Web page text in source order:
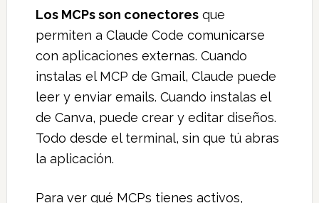
Los MCPs son conectoresque
permiten a Claude Code comunicarse
con aplicaciones externas. Cuando
instalas el MCP de Gmail, Claude puede
leer y enviar emails. Cuando instalas el
de Canva, puede crear y editar diseños.
Todo desde el terminal, sin que tú abras
la aplicación.
Para ver qué MCPs tienes activos,